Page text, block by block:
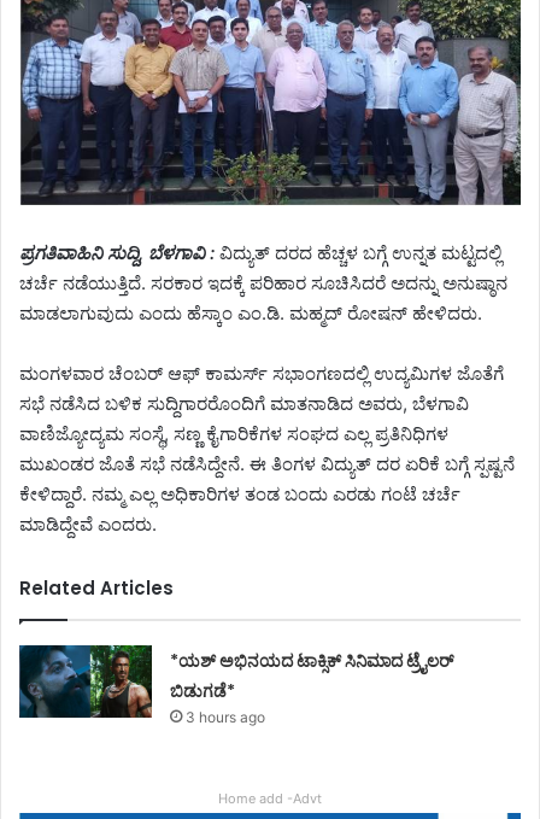
ಪ್ರಗತಿವಾಹಿನಿ ಸುದ್ದಿ, ಬೆಳಗಾವಿ : ವಿದ್ಯುತ್ ದರದ ಹೆಚ್ಚಳ ಬಗ್ಗೆ ಉನ್ನತ ಮಟ್ಟದಲ್ಲಿ
ಚರ್ಚೆ ನಡೆಯುತ್ತಿದೆ. ಸರಕಾರ ಇದಕ್ಕೆ ಪರಿಹಾರ ಸೂಚಿಸಿದರೆ ಅದನ್ನು ಅನುಷ್ಠಾನ
ಮಾಡಲಾಗುವುದು ಎಂದು ಹೆಸ್ಕಾಂ ಎಂ.ಡಿ. ಮಹ್ಮದ್ ರೋಷನ್ ಹೇಳಿದರು.
ಮಂಗಳವಾರ ಚೆಂಬರ್ ಆಫ್ ಕಾಮರ್ಸ್ ಸಭಾಂಗಣದಲ್ಲಿ ಉದ್ಯಮಿಗಳ ಜೊತೆಗೆ
ಸಭೆ ನಡೆಸಿದ ಬಳಿಕ ಸುದ್ದಿಗಾರರೊಂದಿಗೆ ಮಾತನಾಡಿದ ಅವರು, ಬೆಳಗಾವಿ
ವಾಣಿಜ್ಯೋದ್ಯಮ ಸಂಸ್ಥೆ, ಸಣ್ಣ ಕೈಗಾರಿಕೆಗಳ ಸಂಘದ ಎಲ್ಲ ಪ್ರತಿನಿಧಿಗಳ
ಮುಖಂಡರ ಜೊತೆ ಸಭೆ ನಡೆಸಿದ್ದೇನೆ. ಈ ತಿಂಗಳ ವಿದ್ಯುತ್ ದರ ಏರಿಕೆ ಬಗ್ಗೆ ಸ್ಪಷ್ಟನೆ
ಕೇಳಿದ್ದಾರೆ. ನಮ್ಮ ಎಲ್ಲ ಅಧಿಕಾರಿಗಳ ತಂಡ ಬಂದು ಎರಡು ಗಂಟೆ ಚರ್ಚೆ
ಮಾಡಿದ್ದೇವೆ ಎಂದರು‌.
Related Articles
*ಯಶ್ ಅಭಿನಯದ ಟಾಕ್ಸಿಕ್ ಸಿನಿಮಾದ ಟ್ರೈಲರ್
ಬಿಡುಗಡೆ*
3 hours ago
Home add -Advt